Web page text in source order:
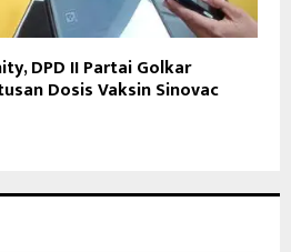
DPD II Partai Golkar
Dosis Vaksin Sinovac